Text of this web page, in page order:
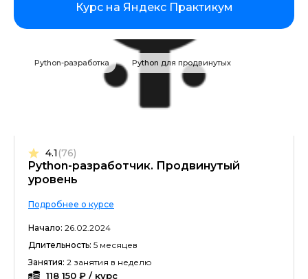
Курс на Яндекс Практикум
Python-разработка Python для продвинутых
Python-разработчик. Продвинутый
уровень
4.1(76)
Подробнее о курсе
Начало: 26.02.2024
Длительность: 5 месяцев
Занятия: 2 занятия в неделю
118 150 ₽ / курс